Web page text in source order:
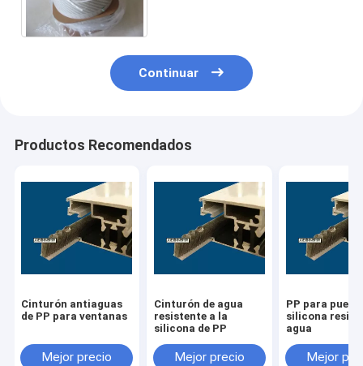
Continuar
Productos Recomendados
Cinturón antiaguas
de PP para ventanas
Mejor precio
Cinturón de agua
resistente a la
silicona de PP
Mejor precio
PP para
silicona
agua
Mejor